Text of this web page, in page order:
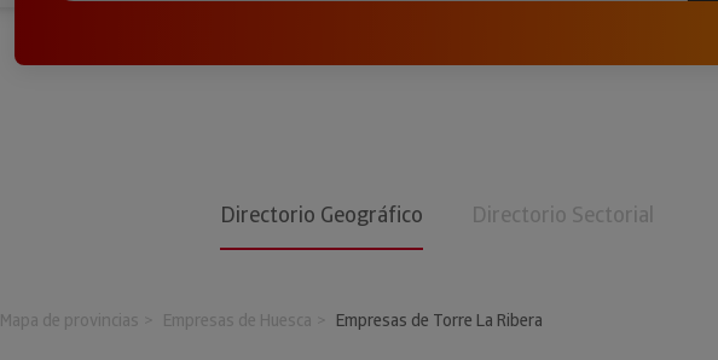
Directorio Geográfico Directorio Sectorial
Mapa de provincias Empresas de Huesca Empresas de Torre La Ribera